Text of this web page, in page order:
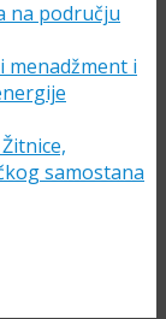
na području
menadžment i
samostana